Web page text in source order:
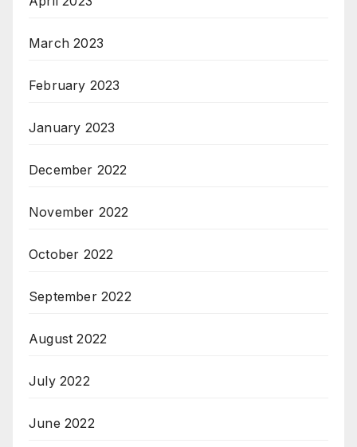
March 2023
February 2023
January 2023
December 2022
November 2022
October 2022
September 2022
August 2022
July 2022
June 2022